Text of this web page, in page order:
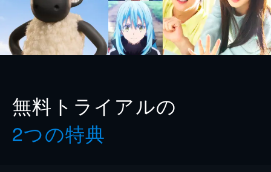
無料トライアルの
2つの特典